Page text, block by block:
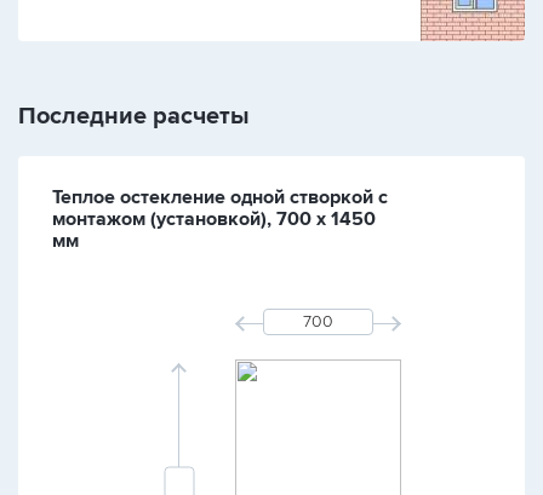
Последние расчеты
Теплое остекление одной створкой с
монтажом (установкой), 700 х 1450
мм